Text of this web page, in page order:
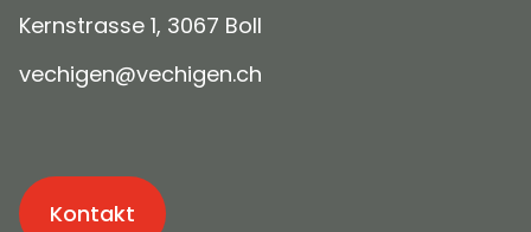
Kernstrasse 1, 3067 Boll
v ch g n v ch g n ch
Kontakt